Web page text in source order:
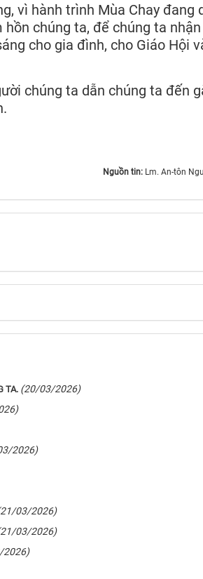
vì hành trình Mùa Chay đang
chúng ta, để chúng ta
cho gia đình, cho Giáo Hội
chúng ta dẫn chúng ta đến
Nguồn tin: Lm. An-tôn
TA. (20/03/2026)
2026)
03/2026)
03/2026)
2026)